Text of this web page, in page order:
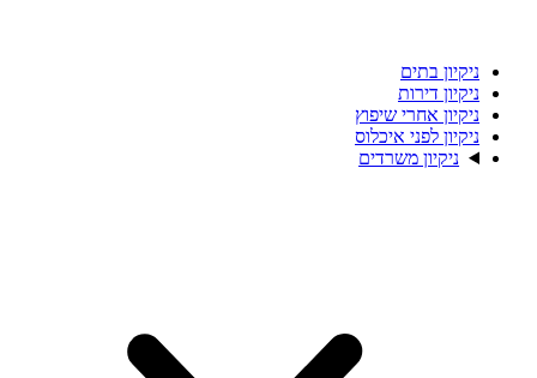
ניקיון בתים
ניקיון דירות
ניקיון אחרי שיפוץ
ניקיון לפני איכלוס
ניקיון משרדים